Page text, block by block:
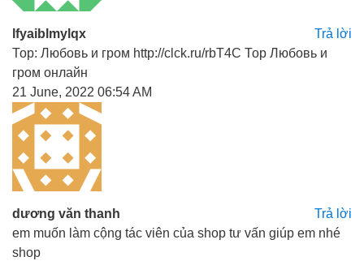
lfyaiblmylqx
Trả lời
Тор: Любовь и гром http://clck.ru/rbT4C Тор Любовь и
гром онлайн
21 June, 2022 06:54 AM
dương văn thanh
Trả lời
em muốn làm cộng tác viên của shop tư vấn giúp em nhé
shop